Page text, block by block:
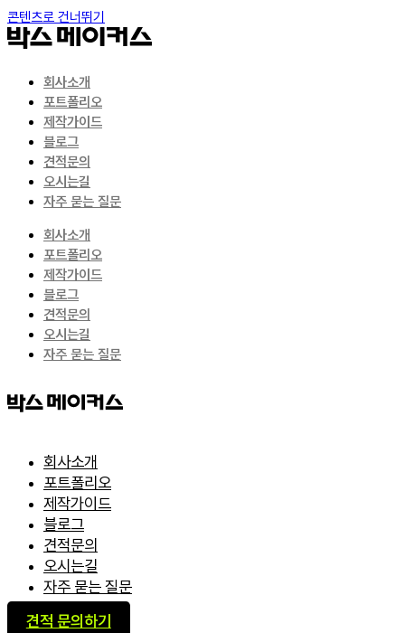
콘텐츠로 건너뛰기
회사소개
포트폴리오
제작가이드
블로그
견적문의
오시는길
자주 묻는 질문
회사소개
포트폴리오
제작가이드
블로그
견적문의
오시는길
자주 묻는 질문
회사소개
포트폴리오
제작가이드
블로그
견적문의
오시는길
자주 묻는 질문
견적 문의하기